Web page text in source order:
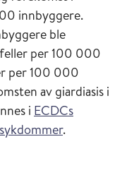
innbyggere.
ble
per 100 000
per 100 000
av giardiasis i
i ECDCs
.